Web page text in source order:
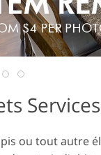
Services de
Services
ou tout autre